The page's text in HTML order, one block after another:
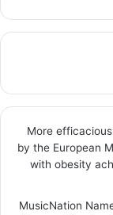
More
by the European
with obesity
MusicNation